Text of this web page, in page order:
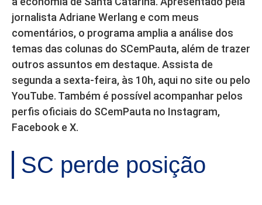
jornalista Adriane Werlang e com meus
comentários, o programa amplia a análise dos
temas das colunas do SCemPauta, além de trazer
outros assuntos em destaque. Assista de
segunda a sexta-feira, às 10h, aqui no site ou pelo
YouTube. Também é possível acompanhar pelos
perfis oficiais do SCemPauta no Instagram,
Facebook e X.
SC perde posição